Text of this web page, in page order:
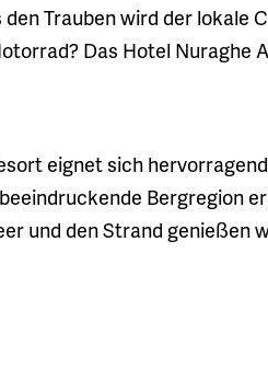
Trauben wird der lokale
Das Hotel Nuraghe
eignet sich
Bergregion
und den Strand genießen